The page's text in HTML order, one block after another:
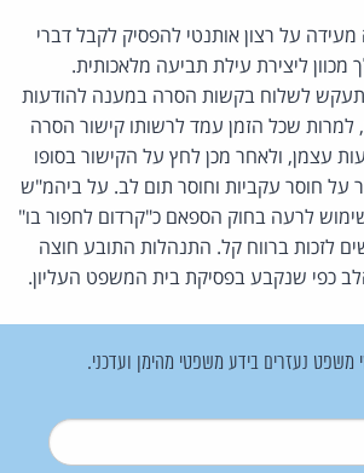
על רצון אותנטי להפסיק לקבל דברי
ליצירת עילת תביעה מלאכותית.
לשלוח בקשות הסרה במענה להודעות
למרות שכל הזמן עמד לרשותו קישור הסרה
עצמן, ולאחר מכן לחץ על הקישור בסופו
על חוסר עקביות וחוסר תום לב. על ביהמ"ש
לרעה בחוק הספאם כ"קרדום לחפור בו"
לזכות ברווח קל. התנהלות התובע חוצה
כפי שנקבע בפסיקת בית המשפט העליון.
משפט נעזרים בידע משפטי מהימן ועדכני.